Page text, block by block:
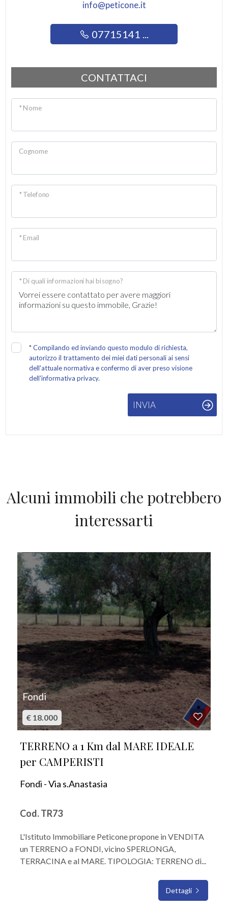
info@peticone.it
07715141 ...
CONTATTACI
* Nome
Cognome
* Telefono
* Email
* Di quali informazioni hai bisogno?
*Compilando ed inviando questo modulo di richiesta,
autorizzo il trattamento dei miei dati personali ai sensi
dell'attuale normativa e confermo di aver preso visione
dell'informativa privacy.
INVIA
Alcuni immobili che potrebbero
interessarti
Fondi
€ 18.000
TERRENO a 1 Km dal MARE IDEALE
per CAMPERISTI
Fondi - Via s.Anastasia
Cod. TR73
L'Istituto Immobiliare Peticone propone in VENDITA
un TERRENO a FONDI, vicino SPERLONGA,
TERRACINA e al MARE. TIPOLOGIA: TERRENO di...
Dettagli
Balcone/Terrazzo
Nuova costruzione